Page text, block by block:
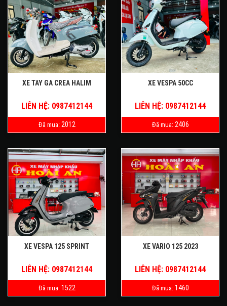
XE TAY GA CREA HALIM
LIÊN HỆ: 0987412144
Đã mua: 2012
XE VESPA 50CC
LIÊN HỆ: 0987412144
Đã mua: 2406
XE VESPA 125 SPRINT
LIÊN HỆ: 0987412144
Đã mua: 1522
XE VARIO 125 2023
LIÊN HỆ: 0987412144
Đã mua: 1460